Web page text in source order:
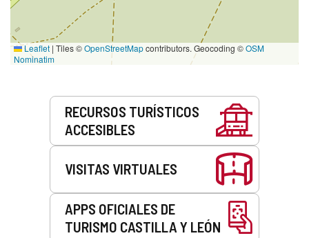
Leaflet | Tiles ©OpenStreetMapcontributors. Geocoding ©OSM
Nominatim
RECURSOS TURÍSTICOS
ACCESIBLES
VISITAS VIRTUALES
APPS OFICIALES DE
TURISMO CASTILLA Y LEÓN